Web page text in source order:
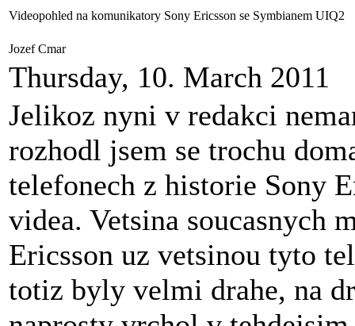
Videopohled na komunikatory Sony Ericsson se Symbianem UIQ2
Jozef Cmar
Thursday, 10. March 2011
Jelikoz nyni v redakci
rozhodl jsem se trochu
telefonech z historie Sony
videa. Vetsina soucasnych
Ericsson uz vetsinou tyto
totiz byly velmi drahe, na